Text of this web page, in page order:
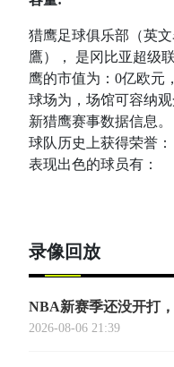
猎鹰足球俱乐部（英
鷹）， 是冈比亚超级
鹰的市值为：0亿欧元
球场为，场馆可容纳
新猎鹰赛事数据信息。
球队历史上获得荣誉：
表现出色的球员有：
录像回放
NBA新赛季还没开打
诞生——英国篮球俱乐
2026-08-06 21:39